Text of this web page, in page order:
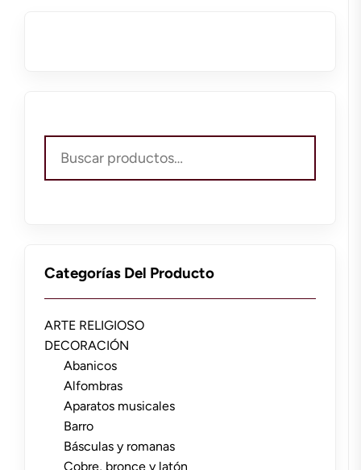
por:
Categorías Del Producto
ARTE RELIGIOSO
DECORACIÓN
Abanicos
Alfombras
Aparatos musicales
Barro
Básculas y romanas
Cobre, bronce y latón